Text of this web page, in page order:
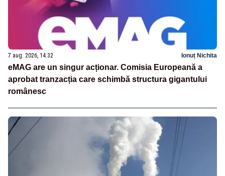
7 aug. 2026, 14:32 Ionuț Nichita
eMAG are un singur acționar. Comisia Europeană a
aprobat tranzacția care schimbă structura gigantului
românesc